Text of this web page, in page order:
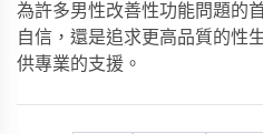
為許多男性改善性功能問題的
自信，還是追求更高品質的性
供專業的支援。